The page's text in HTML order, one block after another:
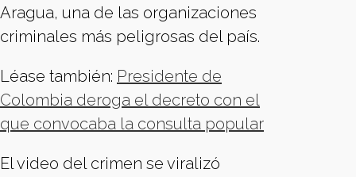
Aragua, una de las organizaciones
criminales más peligrosas del país.
Léase también: Presidente de
Colombia deroga el decreto con el
que convocaba la consulta popular
El video del crimen se viralizó